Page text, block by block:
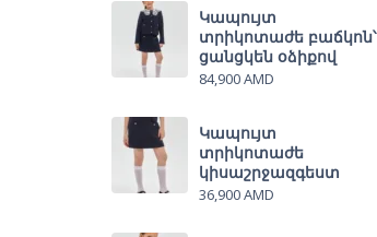
Կապույտ
տրիկոտաժե բաճկոն՝
ցանցկեն օձիքով
84,900AMD
Կապույտ
տրիկոտաժե
կիսաշրջազգեստ
36,900AMD